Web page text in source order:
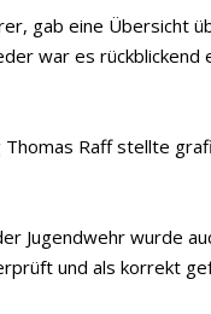
gab eine Übersicht
war es
Raff stellte
Jugendwehr wurde
und als korrekt